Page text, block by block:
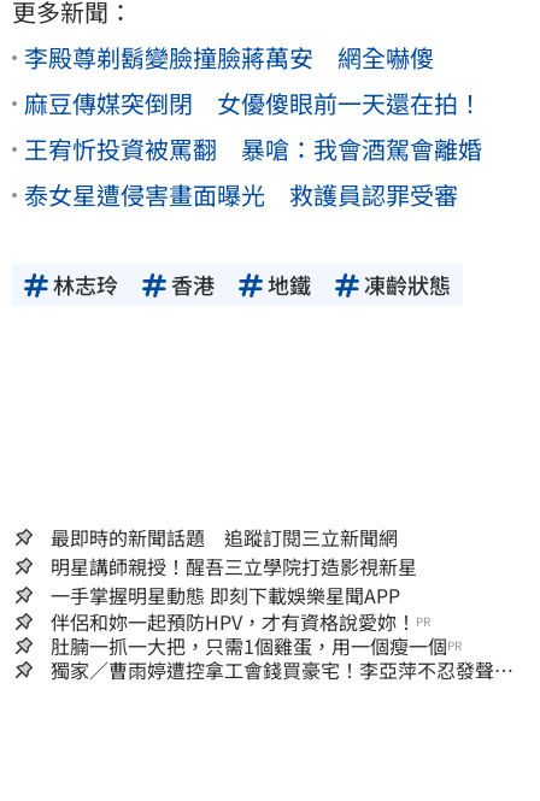
更多新聞：
李殿尊剃鬍變臉撞臉蔣萬安 網全嚇傻
麻豆傳媒突倒閉 女優傻眼前一天還在拍！
王宥忻投資被罵翻 暴嗆：我會酒駕會離婚
泰女星遭侵害畫面曝光 救護員認罪受審
林志玲 香港 地鐵 凍齡狀態
最即時的新聞話題 追蹤訂閱三立新聞網
明星講師親授！醒吾三立學院打造影視新星
一手掌握明星動態 即刻下載娛樂星聞APP
伴侶和妳一起預防HPV，才有資格說愛妳！ PR
肚腩一抓一大把，只需1個雞蛋，用一個瘦一個PR
獨家／曹雨婷遭控拿工會錢買豪宅！李亞萍不忍發聲：